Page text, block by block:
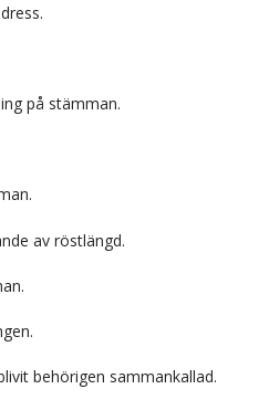
på stämman.
av röstlängd.
behörigen sammankallad.